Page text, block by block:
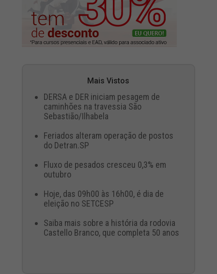
Mais Vistos
DERSA e DER iniciam pesagem de
caminhões na travessia São
Sebastião/Ilhabela
Feriados alteram operação de postos
do Detran.SP
Fluxo de pesados cresceu 0,3% em
outubro
Hoje, das 09h00 às 16h00, é dia de
eleição no SETCESP
Saiba mais sobre a história da rodovia
Castello Branco, que completa 50 anos